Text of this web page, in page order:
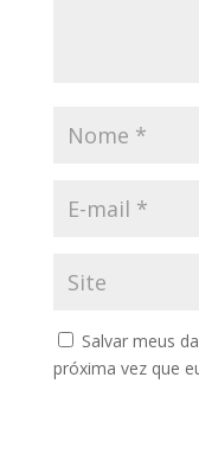
Salvar meus
próxima vez que